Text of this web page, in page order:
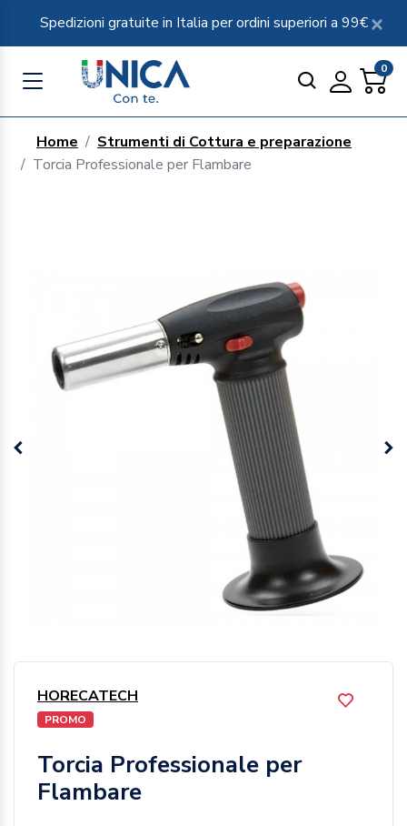
Spedizioni gratuite in Italia per ordini superiori a 99€
0
Home
Strumenti di Cottura e preparazione
Torcia Professionale per Flambare
HORECATECH
PROMO
Torcia Professionale per
Flambare